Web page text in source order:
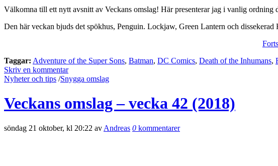
Välkomna till ett nytt avsnitt av Veckans omslag! Här presenterar jag i vanlig ordning
Den här veckan bjuds det spökhus, Penguin. Lockjaw, Green Lantern och
Taggar: Adventure of the Super Sons, Batman, DC Comics, Death of the Inhumans,
Skriv en kommentar
Nyheter och tips /Snygga omslag
Veckans omslag – vecka 42 (2018)
söndag 21 oktober, kl 20:22 av Andreas 0 kommentarer